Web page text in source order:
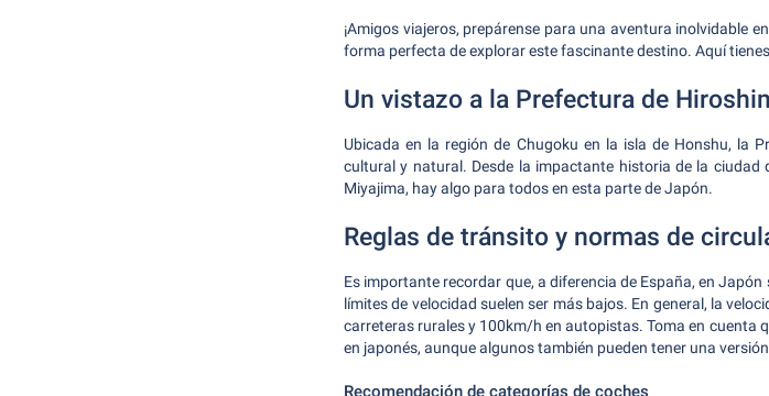
¡Amigos viajeros, prepárense para una aventura inolvidable
forma perfecta de explorar este fascinante destino. Aquí
Un vistazo a la Prefectura de
Ubicada en la región de Chugoku en la isla de Honshu, la
cultural y natural. Desde la impactante historia de la ciudad
Miyajima, hay algo para todos en esta parte de Japón.
Reglas de tránsito y normas de
Es importante recordar que, a diferencia de España, en
límites de velocidad suelen ser más bajos. En general, la
carreteras rurales y 100km/h en autopistas. Toma en cuenta
en japonés, aunque algunos también pueden tener una
Recomendación de categorías de coches